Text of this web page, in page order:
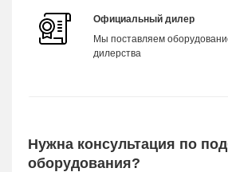
Официальный дилер
Мы поставляем
дилерства
Нужна консультация по
оборудования?